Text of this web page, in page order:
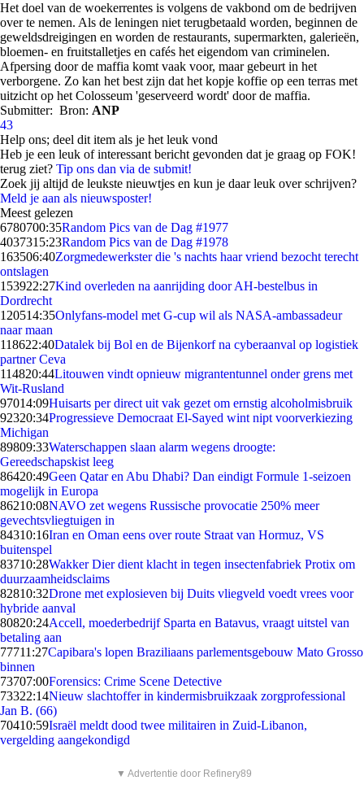
Het doel van de woekerrentes is volgens de vakbond om de bedrijven
over te nemen. Als de leningen niet terugbetaald worden, beginnen de
geweldsdreigingen en worden de restaurants, supermarkten, galerieën,
bloemen- en fruitstalletjes en cafés het eigendom van criminelen.
Afpersing door de maffia komt vaak voor, maar gebeurt in het
verborgene. Zo kan het best zijn dat het kopje koffie op een terras met
uitzicht op het Colosseum 'geserveerd wordt' door de maffia.
Submitter: Bron: ANP
43
Help ons; deel dit item als je het leuk vond
Heb je een leuk of interessant bericht gevonden dat je graag op FOK!
terug ziet? Tip ons dan via de submit!
Zoek jij altijd de leukste nieuwtjes en kun je daar leuk over schrijven?
Meld je aan als nieuwsposter!
Meest gelezen
6780700:35Random Pics van de Dag #1977
4037315:23Random Pics van de Dag #1978
163506:40Zorgmedewerkster die 's nachts haar vriend bezocht terecht
ontslagen
153922:27Kind overleden na aanrijding door AH-bestelbus in
Dordrecht
120514:35Onlyfans-model met G-cup wil als NASA-ambassadeur
naar maan
118622:40Datalek bij Bol en de Bijenkorf na cyberaanval op logistiek
partner Ceva
114820:44Litouwen vindt opnieuw migrantentunnel onder grens met
Wit-Rusland
97014:09Huisarts per direct uit vak gezet om ernstig alcoholmisbruik
92320:34Progressieve Democraat El-Sayed wint nipt voorverkiezing
Michigan
89809:33Waterschappen slaan alarm wegens droogte:
Gereedschapskist leeg
86420:49Geen Qatar en Abu Dhabi? Dan eindigt Formule 1-seizoen
mogelijk in Europa
86210:08NAVO zet wegens Russische provocatie 250% meer
gevechtsvliegtuigen in
84310:16Iran en Oman eens over route Straat van Hormuz, VS
buitenspel
83710:28Wakker Dier dient klacht in tegen insectenfabriek Protix om
duurzaamheidsclaims
82810:32Drone met explosieven bij Duits vliegveld voedt vrees voor
hybride aanval
80820:24Accell, moederbedrijf Sparta en Batavus, vraagt uitstel van
betaling aan
77711:27Capibara's lopen Braziliaans parlementsgebouw Mato Grosso
binnen
73707:00Forensics: Crime Scene Detective
73322:14Nieuw slachtoffer in kindermisbruikzaak zorgprofessional
Jan B. (66)
70410:59Israël meldt dood twee militairen in Zuid-Libanon,
vergelding aangekondigd
▼ Advertentie door Refinery89